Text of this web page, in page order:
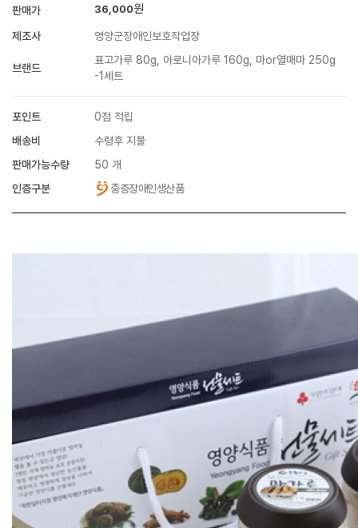
판매가 36,000원
제조사 영양군장애인보호작업장
브랜드
표고가루 80g, 아로니아가루 160g, 마or열매마 250g
-1세트
포인트
0점 적립
배송비
수령후 지불
판매가능수량
50 개
인증구분
중증장애인생산품